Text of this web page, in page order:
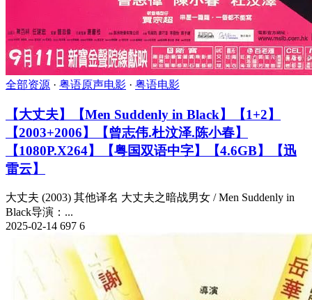
全部资源 · 粤语原声电影 · 粤语电影
【大丈夫】【Men Suddenly in Black】【1+2】
【2003+2006】【曾志伟.杜汶泽.陈小春】
【1080P.X264】【粤国双语中字】【4.6GB】【迅
雷云】
大丈夫 (2003) 其他译名 大丈夫之暗战男女 / Men Suddenly in
Black导演：...
2025-02-14 697 6